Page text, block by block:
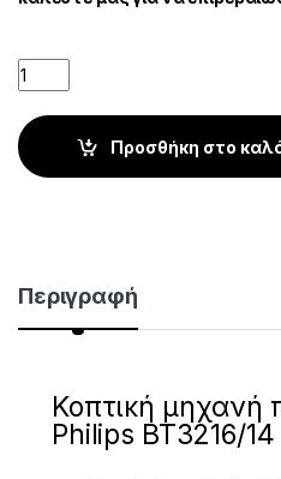
Quantity
Προσθήκη στο
Περιγραφή
Κοπτική μηχανή
Philips BT3216/14